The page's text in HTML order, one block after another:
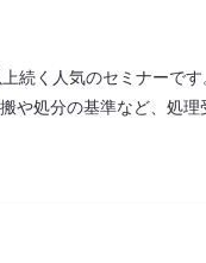
続く人気のセミナーです
や処分の基準など、処理